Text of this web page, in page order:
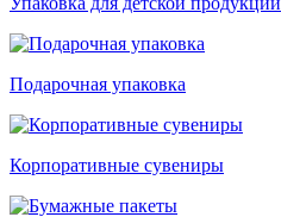
Подарочная упаковка
Корпоративные сувениры